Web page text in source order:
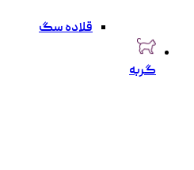
قلاده سگ
گربه